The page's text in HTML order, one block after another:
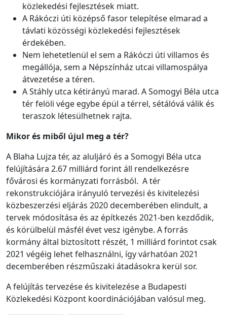
közlekedési fejlesztések miatt.
A Rákóczi úti középső fasor telepítése elmarad a
távlati közösségi közlekedési fejlesztések
érdekében.
Nem lehetetlenül el sem a Rákóczi úti villamos és
megállója, sem a Népszínház utcai villamospálya
átvezetése a téren.
A Stáhly utca kétirányú marad. A Somogyi Béla utca
tér felöli vége egybe épül a térrel, sétálóvá válik és
teraszok létesülhetnek rajta.
Mikor és miből újul meg a tér?
A Blaha Lujza tér, az aluljáró és a Somogyi Béla utca
felújítására 2.67 milliárd forint áll rendelkezésre
fővárosi és kormányzati forrásból. A tér
rekonstrukciójára irányuló tervezési és kivitelezési
közbeszerzési eljárás 2020 decemberében elindult, a
tervek módosítása és az építkezés 2021-ben kezdődik,
és körülbelül másfél évet vesz igénybe. A forrás
kormány által biztosított részét, 1 milliárd forintot csak
2021 végéig lehet felhasználni, így várhatóan 2021
decemberében részműszaki átadásokra kerül sor.
A felújítás tervezése és kivitelezése a Budapesti
Közlekedési Központ koordinációjában valósul meg.